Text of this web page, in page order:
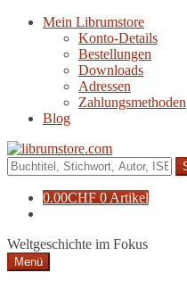
Navigation
Zum
Mein Librumstore
Konto-Details
Bestellungen
Downloads
Adressen
Zahlungsmethoden
Blog
Suche
nach:
0.00CHF 0 Artikel
Weltgeschichte im Fokus
Menü